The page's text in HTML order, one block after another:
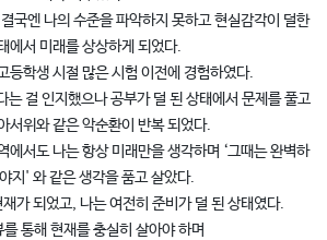
국엔 나의 수준을 파악하지 못하고 현실감각이 덜한
에서 미래를 상상하게 되었다.
등학생 시절 많은 시험 이전에 경험하였다.
는 걸 인지했으나 공부가 덜 된 상태에서 문제를 풀고
서위와 같은 악순환이 반복 되었다.
에서도 나는 항상 미래만을 생각하며 ‘그때는 완벽하
지' 와 같은 생각을 품고 살았다.
가 되었고, 나는 여전히 준비가 덜 된 상태였다.
를 통해 현재를 충실히 살아야 하며